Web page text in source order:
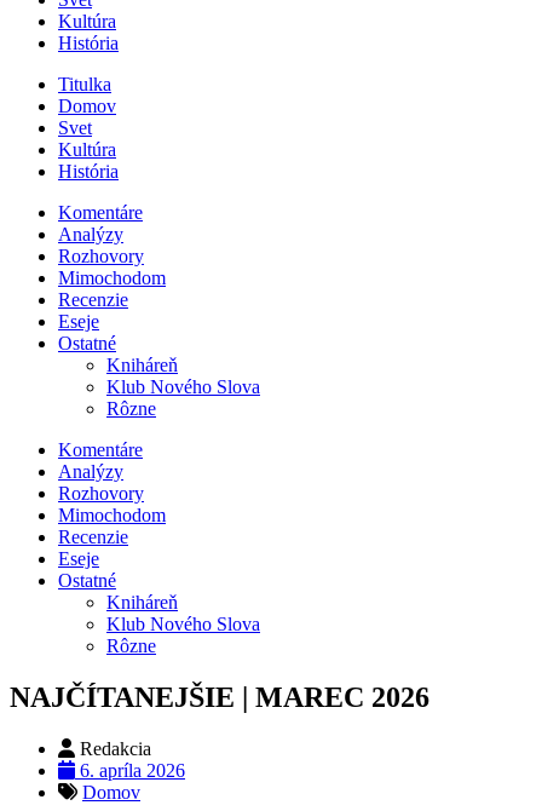
Kultúra
História
Titulka
Domov
Svet
Kultúra
História
Komentáre
Analýzy
Rozhovory
Mimochodom
Recenzie
Eseje
Ostatné
Kniháreň
Klub Nového Slova
Rôzne
Komentáre
Analýzy
Rozhovory
Mimochodom
Recenzie
Eseje
Ostatné
Kniháreň
Klub Nového Slova
Rôzne
NAJČÍTANEJŠIE | MAREC 2026
Redakcia
6. apríla 2026
Domov